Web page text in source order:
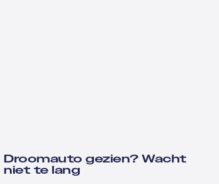
Droomauto gezien? Wacht
niet te lang